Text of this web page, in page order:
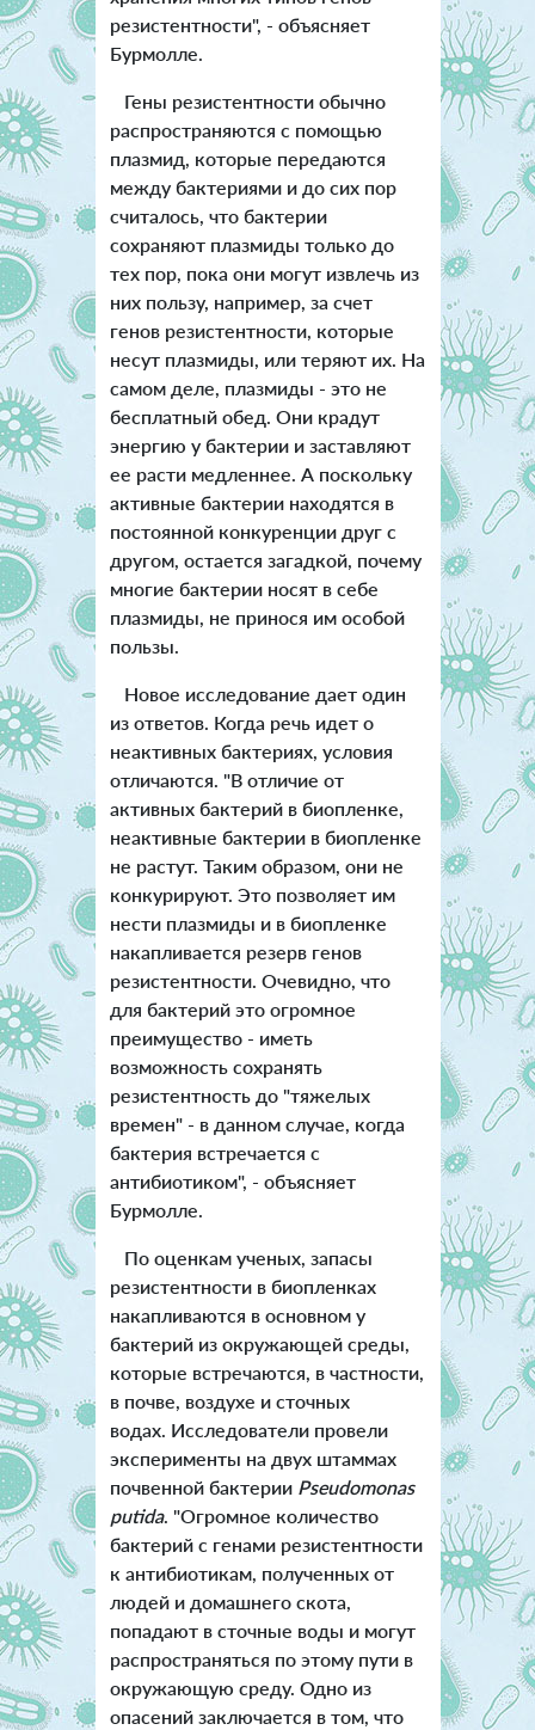
резистентности", - объясняет
Бурмолле.
Гены резистентности обычно
распространяются с помощью
плазмид, которые передаются
между бактериями и до сих пор
считалось, что бактерии
сохраняют плазмиды только до
тех пор, пока они могут извлечь из
них пользу, например, за счет
генов резистентности, которые
несут плазмиды, или теряют их. На
самом деле, плазмиды - это не
бесплатный обед. Они крадут
энергию у бактерии и заставляют
ее расти медленнее. А поскольку
активные бактерии находятся в
постоянной конкуренции друг с
другом, остается загадкой, почему
многие бактерии носят в себе
плазмиды, не принося им особой
пользы.
Новое исследование дает один
из ответов. Когда речь идет о
неактивных бактериях, условия
отличаются. "В отличие от
активных бактерий в биопленке,
неактивные бактерии в биопленке
не растут. Таким образом, они не
конкурируют. Это позволяет им
нести плазмиды и в биопленке
накапливается резерв генов
резистентности. Очевидно, что
для бактерий это огромное
преимущество - иметь
возможность сохранять
резистентность до "тяжелых
времен" - в данном случае, когда
бактерия встречается с
антибиотиком", - объясняет
Бурмолле.
По оценкам ученых, запасы
резистентности в биопленках
накапливаются в основном у
бактерий из окружающей среды,
которые встречаются, в частности,
в почве, воздухе и сточных
водах. Исследователи провели
эксперименты на двух штаммах
почвенной бактерии Pseudomonas
putida. "Огромное количество
бактерий с генами резистентности
к антибиотикам, полученных от
людей и домашнего скота,
попадают в сточные воды и могут
распространяться по этому пути в
окружающую среду. Одно из
опасений заключается в том, что